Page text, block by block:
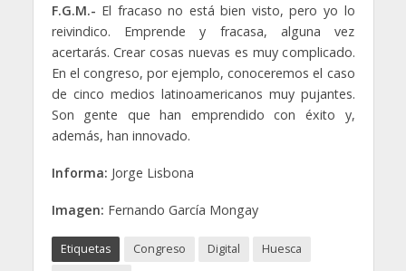
F.G.M.- El fracaso no está bien visto, pero yo lo
reivindico. Emprende y fracasa, alguna vez
acertarás. Crear cosas nuevas es muy complicado.
En el congreso, por ejemplo, conoceremos el caso
de cinco medios latinoamericanos muy pujantes.
Son gente que han emprendido con éxito y,
además, han innovado.
Informa: Jorge Lisbona
Imagen: Fernando García Mongay
Etiquetas Congreso Digital
Huesca